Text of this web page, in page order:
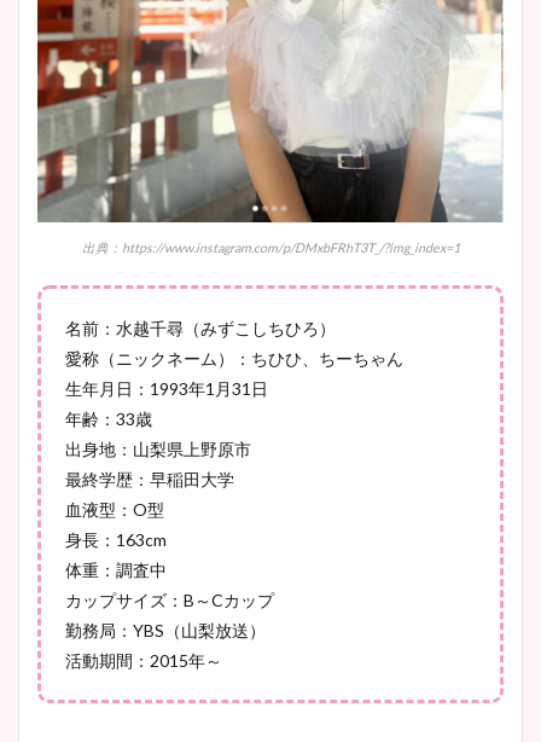
ヤバすぎww原因や痩せたダ
イエット方は？昔と現在を画
豊島実季アナのカップ画像ま
とめ！美脚や水着姿に年齢も
調査！
宇賀神メグアナのニット画像
まとめ！足も美脚でカップも
池谷実悠アナのメガネ画像が
かわいい！カップや水着姿も
出典：https://www.instagram.com/p/DMxbFRhT3T_/?img_index=1
名前：水越千尋（みずこしちひろ）
愛称（ニックネーム）：ちひひ、ちーちゃん
生年月日：1993年1月31日
年齢：33歳
出身地：山梨県上野原市
最終学歴：早稲田大学
血液型：O型
身長：163cm
体重：調査中
カップサイズ：B～Cカップ
勤務局：YBS（山梨放送）
活動期間：2015年～